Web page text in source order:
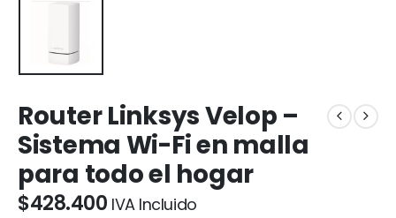
Router Linksys Velop –
Sistema Wi-Fi en malla
para todo el hogar
$428.400 IVA Incluido